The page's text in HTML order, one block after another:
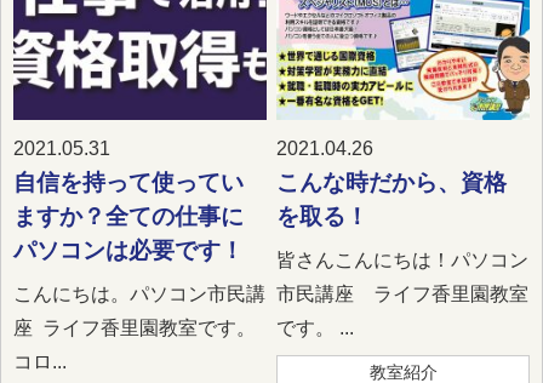
2021.05.31
自信を持って使ってい
ますか？全ての仕事に
パソコンは必要です！
こんにちは。パソコン市民講
座 ライフ香里園教室です。
コロ...
2021.04.26
こんな時だから、資格
を取る！
皆さんこんにちは！パソコン
市民講座 ライフ香里園教室
です。 ...
教室紹介